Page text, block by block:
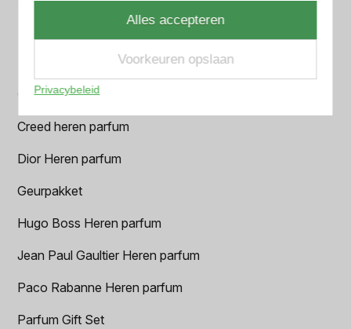
BALR. Heren parfum
BVLGARI Heren parfum
Chanel Heren parfum
Creed heren parfum
Dior Heren parfum
Geurpakket
Hugo Boss Heren parfum
Jean Paul Gaultier Heren parfum
Paco Rabanne Heren parfum
Parfum Gift Set
Alles accepteren
Voorkeuren opslaan
Privacybeleid